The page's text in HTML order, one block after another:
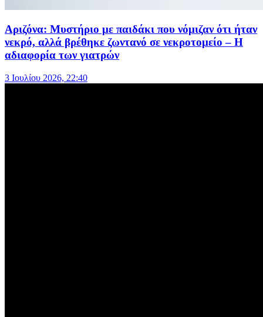
Αριζόνα: Μυστήριο με παιδάκι που νόμιζαν ότι ήταν
νεκρό, αλλά βρέθηκε ζωντανό σε νεκροτομείο – Η
αδιαφορία των γιατρών
3 Ιουλίου 2026, 22:40